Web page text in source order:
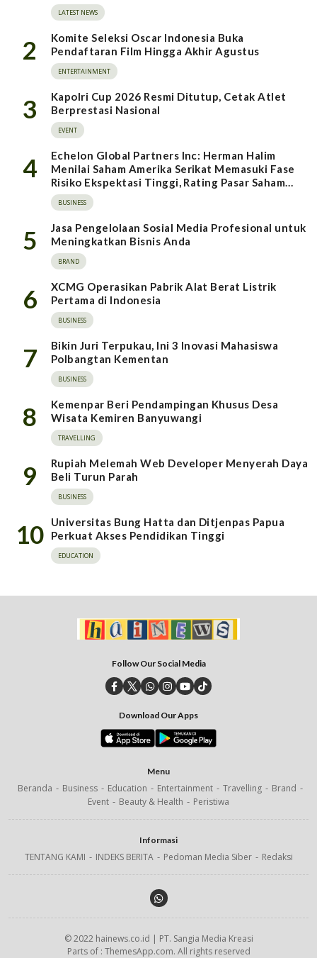
LATEST NEWS
2
Komite Seleksi Oscar Indonesia Buka
Pendaftaran Film Hingga Akhir Agustus
ENTERTAINMENT
3
Kapolri Cup 2026 Resmi Ditutup, Cetak Atlet
Berprestasi Nasional
EVENT
4
Echelon Global Partners Inc: Herman Halim
Menilai Saham Amerika Serikat Memasuki Fase
Risiko Ekspektasi Tinggi, Rating Pasar Saham
Indonesia Direvisi Naik
BUSINESS
5
Jasa Pengelolaan Sosial Media Profesional untuk
Meningkatkan Bisnis Anda
BRAND
6
XCMG Operasikan Pabrik Alat Berat Listrik
Pertama di Indonesia
BUSINESS
7
Bikin Juri Terpukau, Ini 3 Inovasi Mahasiswa
Polbangtan Kementan
BUSINESS
8
Kemenpar Beri Pendampingan Khusus Desa
Wisata Kemiren Banyuwangi
TRAVELLING
9
Rupiah Melemah Web Developer Menyerah Daya
Beli Turun Parah
BUSINESS
10
Universitas Bung Hatta dan Ditjenpas Papua
Perkuat Akses Pendidikan Tinggi
EDUCATION
Follow Our Social Media
Download Our Apps
Menu
Beranda Business Education Entertainment Travelling
Brand
Event
Beauty & Health Peristiwa
Informasi
TENTANG KAMI INDEKS BERITA Pedoman Media Siber Redaksi
© 2022 hainews.co.id | PT. Sangia Media Kreasi
Parts of : ThemesApp.com. All rights reserved